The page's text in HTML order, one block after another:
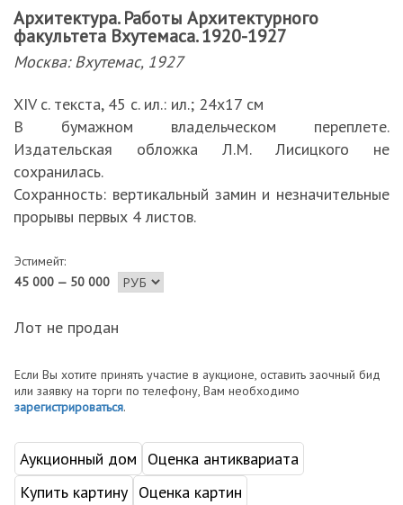
Архитектура. Работы Архитектурного
факультета Вхутемаса. 1920-1927
Москва: Вхутемас, 1927
XIV с. текста, 45 с. ил.: ил.; 24х17 см
В бумажном владельческом переплете.
Издательская обложка Л.М. Лисицкого не
сохранилась.
Сохранность: вертикальный замин и незначительные
прорывы первых 4 листов.
Эстимейт:
45 000 — 50 000
Лот не продан
Если Вы хотите принять участие в аукционе, оставить заочный бид
или заявку на торги по телефону, Вам необходимо
зарегистрироваться.
Аукционный дом
Оценка антиквариата
Купить картину Оценка картин